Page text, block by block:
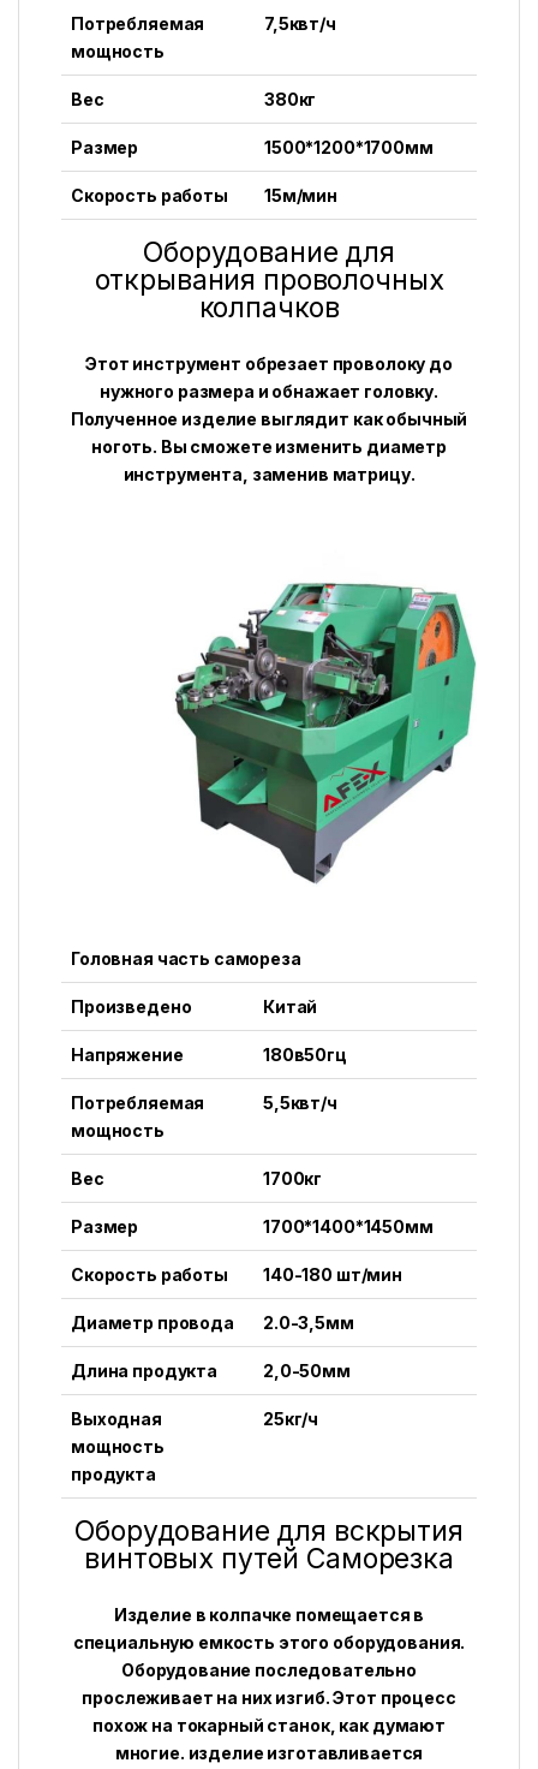
Потребляемая
мощность
7,5квт/ч
Вес 380кг
Размер 1500*1200*1700мм
Скорость работы 15м/мин
Оборудование для
открывания проволочных
колпачков
Этот инструмент обрезает проволоку до
нужного размера и обнажает головку.
Полученное изделие выглядит как обычный
ноготь. Вы сможете изменить диаметр
инструмента, заменив матрицу.
Головная часть самореза
Произведено Китай
Напряжение 180в50гц
Потребляемая
мощность
5,5квт/ч
Вес 1700кг
Размер 1700*1400*1450мм
Скорость работы 140-180 шт/мин
Диаметр провода 2.0-3,5мм
Длина продукта 2,0-50мм
Выходная
мощность
продукта
25кг/ч
Оборудование для вскрытия
винтовых путей Саморезка
Изделие в колпачке помещается в
специальную емкость этого оборудования.
Оборудование последовательно
прослеживает на них изгиб. Этот процесс
похож на токарный станок, как думают
многие. изделие изготавливается